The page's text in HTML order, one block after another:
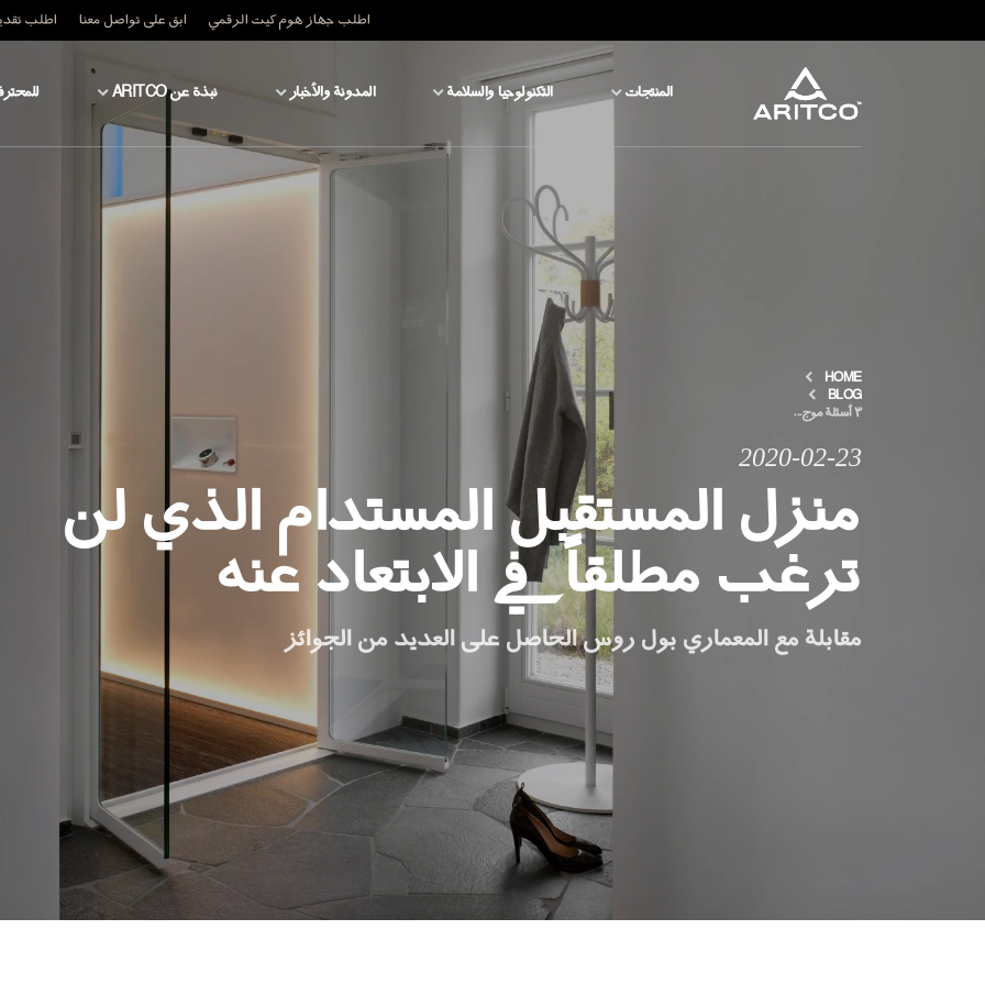
اطلب جهاز هوم كيت الرقمي ابق على تواصل معنا اطلب
المنتجات التكنولوجيا والسلامة المدونة والأخبار نبذة عن ARITCO
اطلب جهاز هوم كيت الرقمي
ابق على تواصل معنا
اطلب تقدير السعر
اشترك في نشرة الأخبار
HOME
BLOG
٣ أسئلة موج...
2020-02-23
منزل المستقبل المستدام الذي لن
ترغب مطلقاً في الابتعاد عنه
مقابلة مع المعماري بول روس الحاصل على العديد من الجوائز